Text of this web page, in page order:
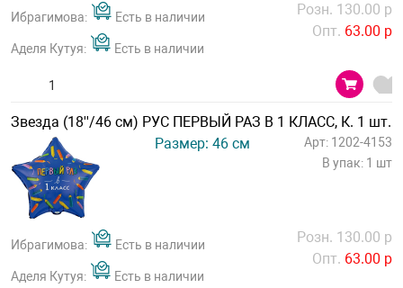
Ибрагимова: Есть в наличии
Аделя Кутуя: Есть в наличии
Розн. 130.00 р
Опт. 63.00 р
Звезда (18''/46 см) РУС ПЕРВЫЙ РАЗ В 1 КЛАСС, К. 1 шт.
Размер: 46 см
Арт: 1202-4153
В упак: 1 шт
Ибрагимова: Есть в наличии
Аделя Кутуя: Есть в наличии
Розн. 130.00 р
Опт. 63.00 р